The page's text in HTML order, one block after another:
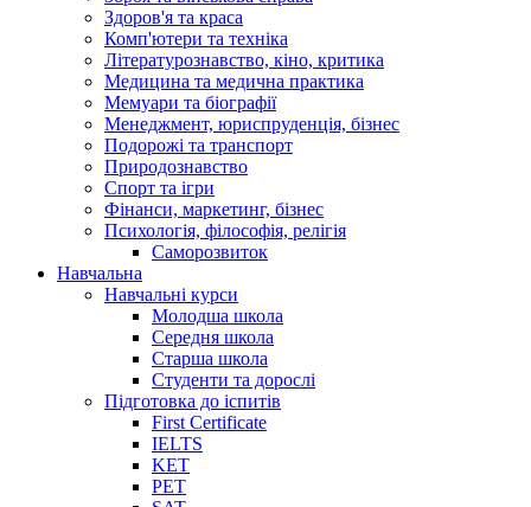
Здоров'я та краса
Комп'ютери та техніка
Літературознавство, кіно, критика
Медицина та медична практика
Мемуари та біографії
Менеджмент, юриспруденція, бізнес
Подорожі та транспорт
Природознавство
Спорт та ігри
Фінанси, маркетинг, бізнес
Психологія, філософія, релігія
Саморозвиток
Навчальна
Навчальні курси
Молодша школа
Середня школа
Старша школа
Студенти та дорослі
Підготовка до іспитів
First Certificate
IELTS
KET
PET